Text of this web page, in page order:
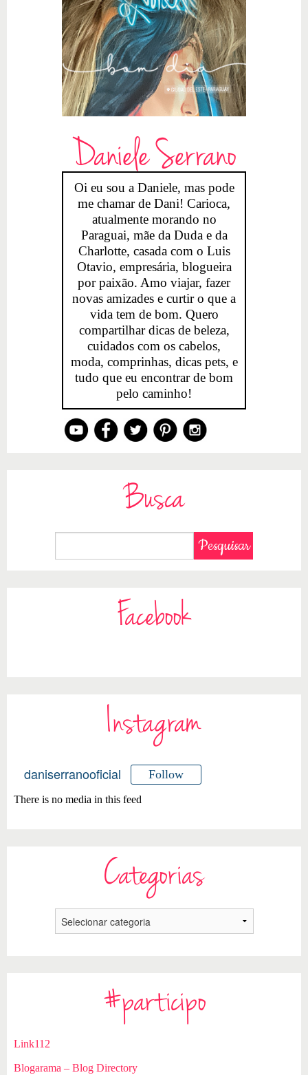
Daniele Serrano
Oi eu sou a Daniele, mas pode
me chamar de Dani! Carioca,
atualmente morando no
Paraguai, mãe da Duda e da
Charlotte, casada com o Luis
Otavio, empresária, blogueira
por paixão. Amo viajar, fazer
novas amizades e curtir o que a
vida tem de bom. Quero
compartilhar dicas de beleza,
cuidados com os cabelos,
moda, comprinhas, dicas pets, e
tudo que eu encontrar de bom
pelo caminho!
Busca
Facebook
Instagram
daniserranooficial Follow
There is no media in this feed
Categorias
#participo
Link112
Blogarama – Blog Directory